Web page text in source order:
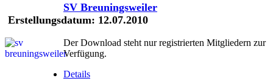
SV Breuningsweiler
Erstellungsdatum: 12.07.2010
Der Download steht nur registrierten Mitgliedern zur
Verfügung.
Details